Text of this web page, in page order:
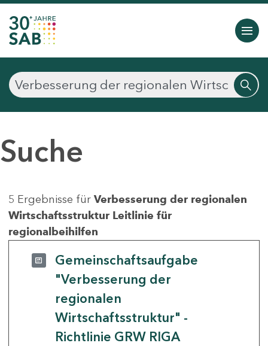
Suche
5 Ergebnisse für Verbesserung der regionalen
Wirtschaftsstruktur Leitlinie für
regionalbeihilfen
Gemeinschaftsaufgabe
"Verbesserung der
regionalen
Wirtschaftsstruktur" -
Richtlinie GRW RIGA